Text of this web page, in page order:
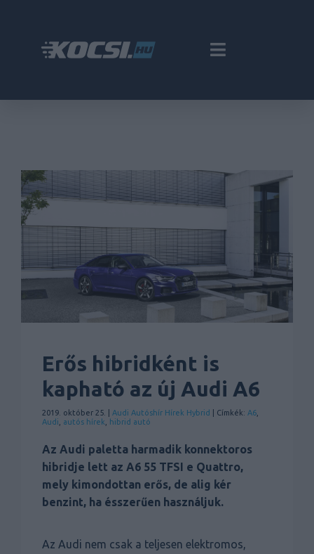
Erős hibridként is
kapható az új Audi A6
2019. október 25. | Audi Autóshír Hírek Hybrid | Címkék: A6
Audi
autós hírek hibrid autó
Az Audi paletta harmadik konnektoros
hibridje lett az A6 55 TFSI e Quattro,
mely kimondottan erős, de alig kér
benzint, ha ésszerűen használjuk.
Az Audi nem csak a teljesen elektromos,